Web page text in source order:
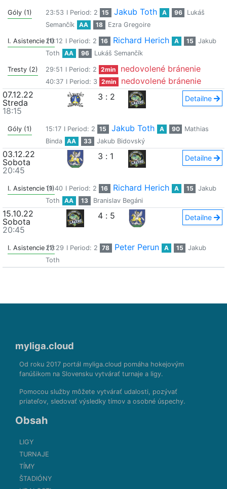
Góly (1) 23:53 I Period: 2 15 Jakub Toth A 96
Lukáš
Semančík
AA 18 Ezra Gregoire
I. Asistencie (1)20:12 I Period: 2 16 Richard Herich A 15
Jakub
Toth
AA 96 Lukáš Semančík
Tresty (2) 29:51 I Period: 2 2min nedovolené bránenie
40:37 I Period: 3 2min
nedovolené bránenie
07.12.22
Streda
18:15
3 : 2 Detailne
Góly (1) 15:17 I Period: 2 15 Jakub Toth A 90
Mathias
Binda
AA 33 Jakub Bidovský
03.12.22
Sobota
20:45
3 : 1 Detailne
I. Asistencie (1)19:40 I Period: 2 16 Richard Herich A 15
Jakub
Toth
AA 13 Branislav Begáni
15.10.22
Sobota
20:45
4 : 5 Detailne
I. Asistencie (1)22:29 I Period: 2 78 Peter Perun A 15
Jakub
Toth
myliga.cloud
Od roku 2017 portál myliga.cloud pomáha hokejovým
fanúšikom na Slovensku vytvárať turnaje a ligy.
Pomocou služby môžete vytvárať udalosti, pozývať
priateľov, sledovať výsledky tímov a osobné úspechy.
Obsah
LIGY
TURNAJE
TÍMY
ŠTADIÓNY